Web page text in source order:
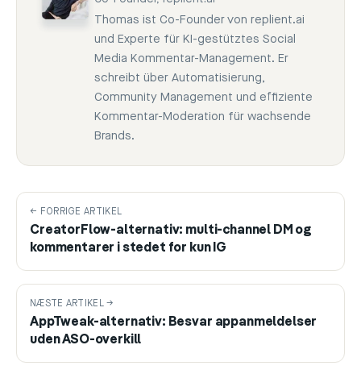
Thomas ist Co-Founder von replient.ai
und Experte für KI-gestütztes Social
Media Kommentar-Management. Er
schreibt über Automatisierung,
Community Management und effiziente
Kommentar-Moderation für wachsende
Brands.
← FORRIGE ARTIKEL
CreatorFlow-alternativ: multi-channel DM og
kommentarer i stedet for kun IG
NÆSTE ARTIKEL →
AppTweak-alternativ: Besvar appanmeldelser
uden ASO-overkill